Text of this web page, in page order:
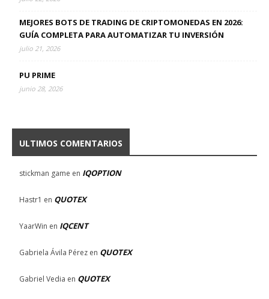
MEJORES BOTS DE TRADING DE CRIPTOMONEDAS EN 2026:
GUÍA COMPLETA PARA AUTOMATIZAR TU INVERSIÓN
julio 21, 2026
PU PRIME
junio 28, 2026
ULTIMOS COMENTARIOS
stickman game en IQOPTION
Hastr1 en QUOTEX
YaarWin en IQCENT
Gabriela Ávila Pérez en QUOTEX
Gabriel Vedia en QUOTEX